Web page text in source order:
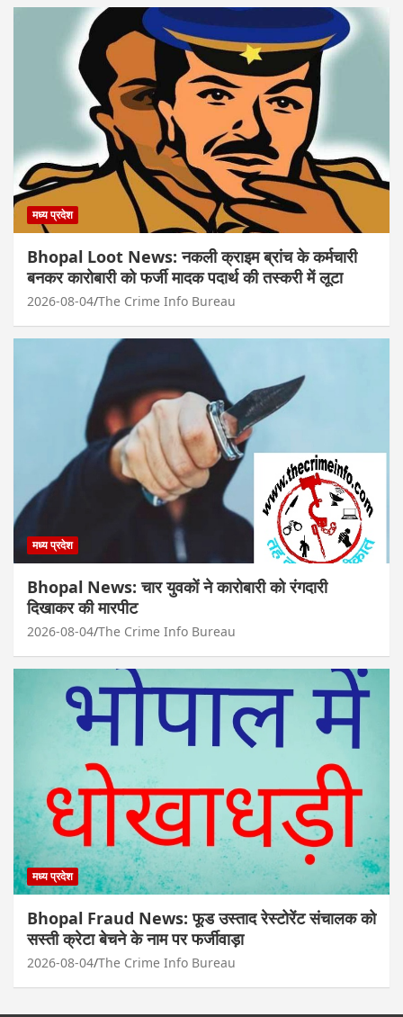
मध्य प्रदेश
Bhopal Loot News: नकली क्राइम ब्रांच के कर्मचारी
बनकर कारोबारी को फर्जी मादक पदार्थ की तस्करी में लूटा
2026-08-04 The Crime Info Bureau
मध्य प्रदेश
Bhopal News: चार युवकों ने कारोबारी को रंगदारी
दिखाकर की मारपीट
2026-08-04 The Crime Info Bureau
मध्य प्रदेश
Bhopal Fraud News: फूड उस्ताद रेस्टोरेंट संचालक को
सस्ती क्रेटा बेचने के नाम पर फर्जीवाड़ा
2026-08-04 The Crime Info Bureau